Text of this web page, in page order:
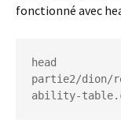
fonctionné avec
head
partie2/dion/
ability-